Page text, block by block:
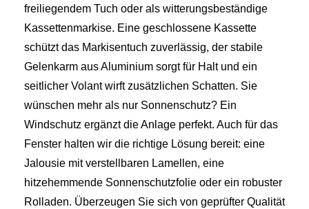
freiliegendem Tuch oder als witterungsbeständige
Kassettenmarkise. Eine geschlossene Kassette
schützt das Markisentuch zuverlässig, der stabile
Gelenkarm aus Aluminium sorgt für Halt und ein
seitlicher Volant wirft zusätzlichen Schatten. Sie
wünschen mehr als nur Sonnenschutz? Ein
Windschutz ergänzt die Anlage perfekt. Auch für das
Fenster halten wir die richtige Lösung bereit: eine
Jalousie mit verstellbaren Lamellen, eine
hitzehemmende Sonnenschutzfolie oder ein robuster
Rolladen. Überzeugen Sie sich von geprüfter Qualität